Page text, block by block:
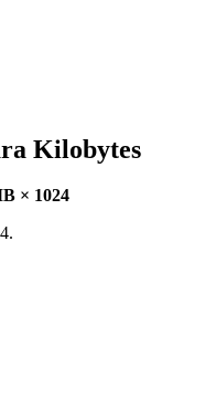
Kilobytes
× 1024